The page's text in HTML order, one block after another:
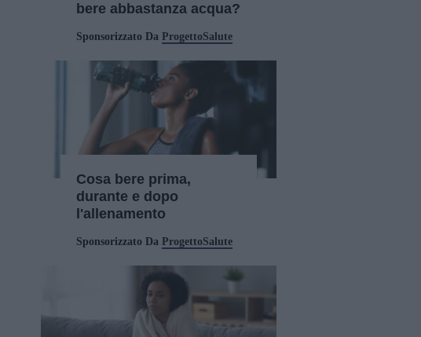
bere abbastanza acqua?
Sponsorizzato Da ProgettoSalute
Cosa bere prima,
durante e dopo
l'allenamento
Sponsorizzato Da ProgettoSalute